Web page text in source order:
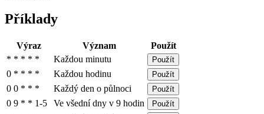
Příklady
Výraz Význam
Použít
* * * * *
Každou minutu Použít
0 * * * * Každou hodinu Použít
0 0 * * * Každý den o půlnoci Použít
0 9 * * 1-5 Ve všední dny v 9 hodin Použít